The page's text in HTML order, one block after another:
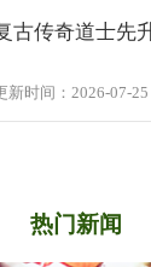
古传奇道士先
新时间：2026-07-25
热门新闻